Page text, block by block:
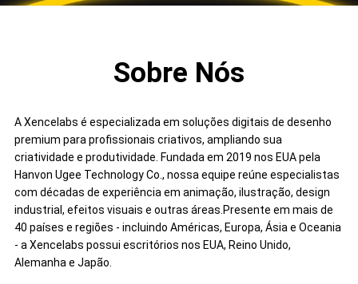
Sobre Nós
A Xencelabs é especializada em soluções digitais de desenho
premium para profissionais criativos, ampliando sua
criatividade e produtividade. Fundada em 2019 nos EUA pela
Hanvon Ugee Technology Co., nossa equipe reúne especialistas
com décadas de experiência em animação, ilustração, design
industrial, efeitos visuais e outras áreas.Presente em mais de
40 países e regiões - incluindo Américas, Europa, Ásia e Oceania
- a Xencelabs possui escritórios nos EUA, Reino Unido,
Alemanha e Japão.